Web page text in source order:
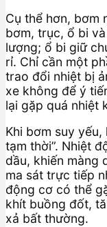
Cụ thể hơn, bơm
bơm, trục, ổ bi
lượng; ổ bi giữ
rỉ. Chỉ cần một
trao đổi nhiệt bị
xe không để ý
lại gặp quá nhiệt
Khi bơm suy
tạm thời”. Nhiệt
dầu, khiến màng
ma sát trực tiếp
động cơ có thể
khít buồng đốt,
xả bất thường.